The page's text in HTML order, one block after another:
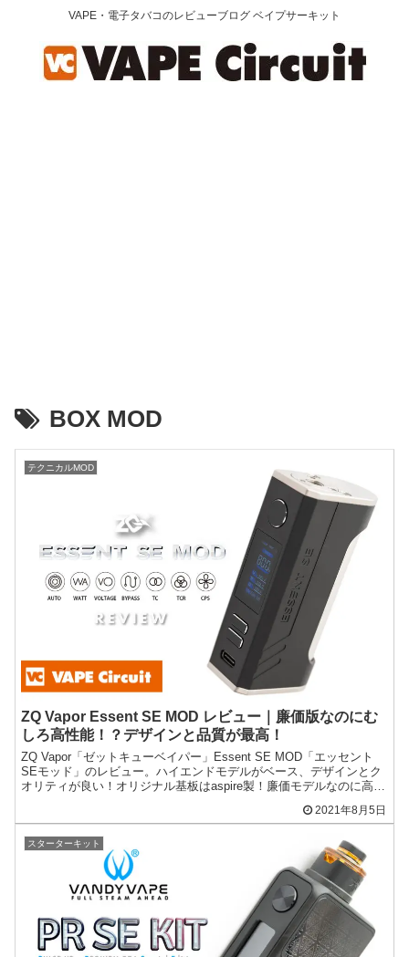
VAPE・電子タバコのレビューブログ ベイプサーキット
BOX MOD
テクニカルMOD
ZQ Vapor Essent SE MOD レビュー｜廉価版なのにむ
しろ高性能！？デザインと品質が最高！
ZQ Vapor「ゼットキューベイパー」Essent SE MOD「エッセント
SEモッド」のレビュー。ハイエンドモデルがベース、デザインとク
オリティが良い！オリジナル基板はaspire製！廉価モデルなのに高性
2021年8月5日
スターターキット